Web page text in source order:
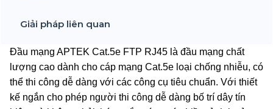
Giải pháp liên quan
Đầu mạng APTEK Cat.5e FTP RJ45 là đầu mạng chất
lượng cao dành cho cáp mạng Cat.5e loại chống nhiễu, có
thể thi công dễ dàng với các công cụ tiêu chuẩn. Với thiết
kế ngắn cho phép người thi công dễ dàng bố trí dây tín